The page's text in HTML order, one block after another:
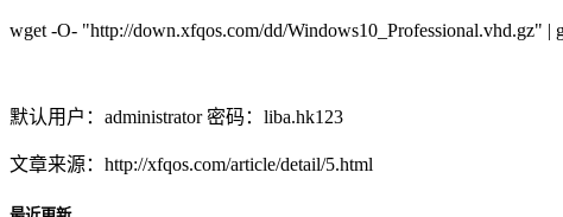
wget -O- "http://down.xfqos.com/dd/Windows10_Professional.vhd.gz" |
默认用户：administrator 密码：liba.hk123
文章来源：http://xfqos.com/article/detail/5.html